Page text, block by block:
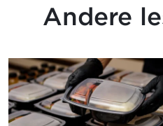
Andere